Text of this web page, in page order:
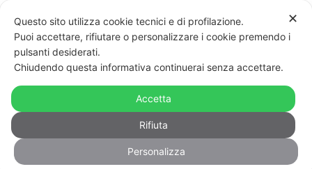
Monica Cirinna al Vaticano:
“Rispetto per Chiesa, ma posizione
su ddl Zan non cambia”
✕
Questo sito utilizza cookie tecnici e di profilazione.
Puoi accettare, rifiutare o personalizzare i cookie premendo i
pulsanti desiderati.
Chiudendo questa informativa continuerai senza accettare.
Accetta
Rifiuta
Personalizza